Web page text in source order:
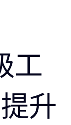
工
升